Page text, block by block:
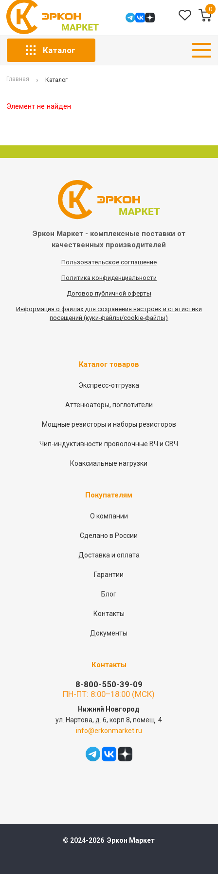
0
Каталог
Главная Каталог
Элемент не найден
Эркон Маркет - комплексные поставки от
качественных производителей
Пользовательское соглашение
Политика конфиденциальности
Договор публичной оферты
Информация о файлах для сохранения настроек и статистики
посещений (куки-файлы/cookie-файлы)
Каталог товаров
Экспресс-отгрузка
Аттенюаторы, поглотители
Мощные резисторы и наборы резисторов
Чип-индуктивности проволочные ВЧ и СВЧ
Коаксиальные нагрузки
Покупателям
О компании
Сделано в России
Доставка и оплата
Гарантии
Блог
Контакты
Документы
Контакты
8-800-550-39-09
ПН-ПТ: 8:00–18:00 (МСК)
Нижний Новгород
ул. Нартова, д. 6, корп 8, помещ. 4
info@erkonmarket.ru
© 2024-2026 Эркон Маркет